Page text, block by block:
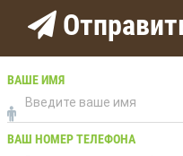
ВАШЕ ИМЯ
ВАШ НОМЕР ТЕЛЕФОНА